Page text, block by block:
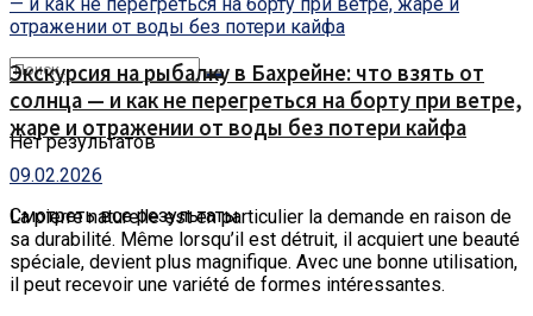
Нет результатов
Смотреть все результаты
Экскурсия на рыбалку в Бахрейне: что взять от
солнца — и как не перегреться на борту при ветре,
жаре и отражении от воды без потери кайфа
09.02.2026
La pierre naturelle est en particulier la demande en raison de
sa durabilité. Même lorsqu’il est détruit, il acquiert une beauté
spéciale, devient plus magnifique. Avec une bonne utilisation,
il peut recevoir une variété de formes intéressantes.